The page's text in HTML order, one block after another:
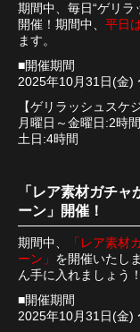
期間中、毎日“ゲリ
開催！期間中、 平日
ます。
■開催期間
2025年10月31日(金)
【ゲリラッシュスケ
月曜日～金曜日:2時間
土日:4時間
「レア素材ガチ
ーン」開催！
期間中、
「レア素材
ーン」 を開催いたし
ん手に入れましょう！
■開催期間
2025年10月31日(金)